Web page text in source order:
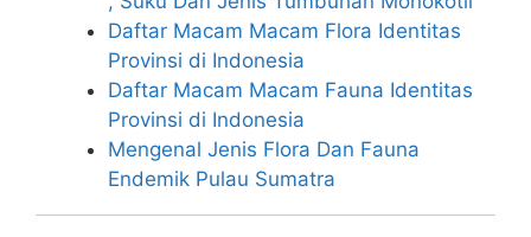
Daftar Macam Macam Flora Identitas
Provinsi di Indonesia
Daftar Macam Macam Fauna Identitas
Provinsi di Indonesia
Mengenal Jenis Flora Dan Fauna
Endemik Pulau Sumatra